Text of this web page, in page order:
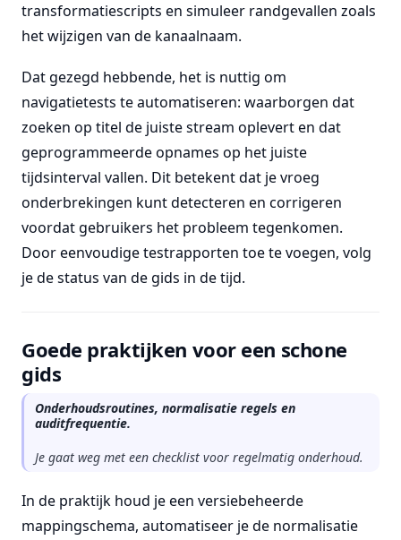
transformatiescripts en simuleer randgevallen zoals
het wijzigen van de kanaalnaam.
Dat gezegd hebbende, het is nuttig om
navigatietests te automatiseren: waarborgen dat
zoeken op titel de juiste stream oplevert en dat
geprogrammeerde opnames op het juiste
tijdsinterval vallen. Dit betekent dat je vroeg
onderbrekingen kunt detecteren en corrigeren
voordat gebruikers het probleem tegenkomen.
Door eenvoudige testrapporten toe te voegen, volg
je de status van de gids in de tijd.
Goede praktijken voor een schone
gids
Onderhoudsroutines, normalisatie regels en
auditfrequentie.
Je gaat weg met een checklist voor regelmatig onderhoud.
In de praktijk houd je een versiebeheerde
mappingschema, automatiseer je de normalisatie